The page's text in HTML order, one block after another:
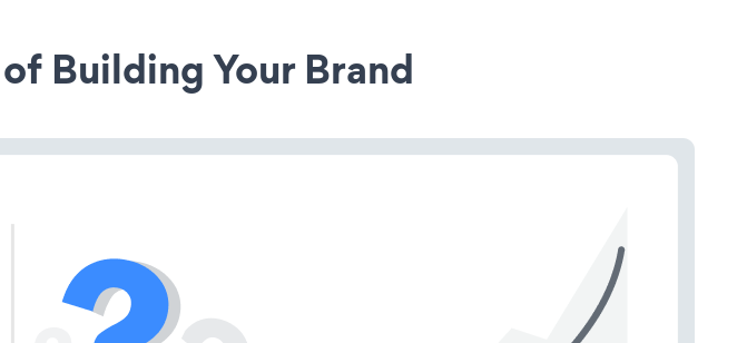
Building Your Brand